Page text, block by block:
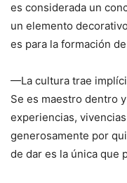
es considerada un
un elemento
es para la formación
—La cultura trae
Se es maestro dentro
experiencias,
generosamente por
de dar es la única que